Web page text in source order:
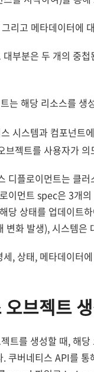
리고 메타데이터에
부분은 두 개의 중
는 해당 리소스를 생
시스템과 컴포넌트
브젝트를 사용자가
디플로이먼트는 클
이먼트 spec은 3개
당 상태를 업데이트
변화 발생), 시스템
, 상태, 메타데이터
브젝트
트를 생성할 때, 해
쿠버네티스 API를